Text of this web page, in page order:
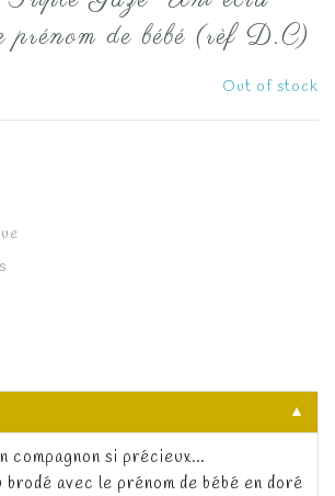
prénom de bébé (rèf D.C)
Out of stock
▼
compagnon si précieux…
avec le prénom de bébé en doré